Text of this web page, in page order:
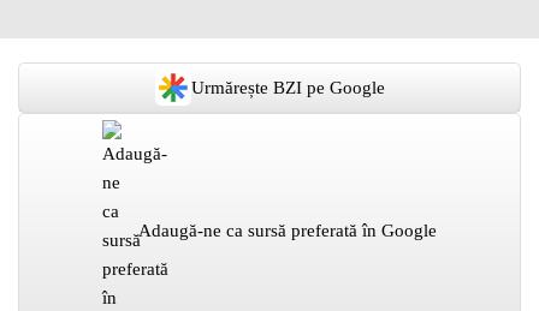
Urmărește BZI pe Google
Adaugă-ne ca sursă preferată în Google